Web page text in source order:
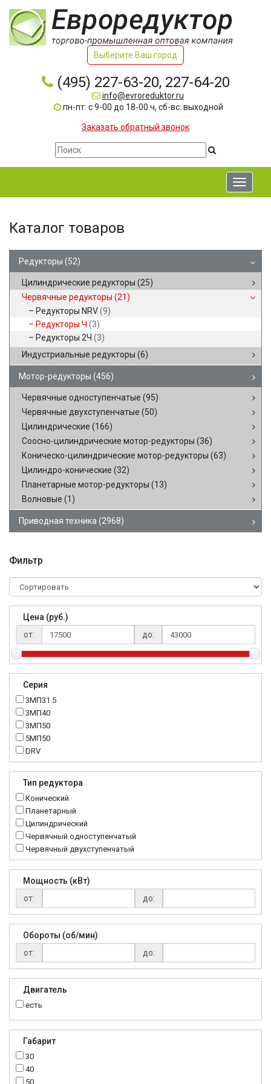
Выберите Ваш город
(495) 227-63-20, 227-64-20
info@evroreduktor.ru
пн-пт: с 9-00 до 18-00 ч, сб-вс: выходной
Заказать обратный звонок
Toggle
Каталог товаров
Редукторы (52)
Цилиндрические редукторы (25)
Червячные редукторы (21)
Редукторы NRV(9)
Редукторы Ч (3)
Редукторы 2Ч (3)
Индустриальные редукторы (6)
Мотор-редукторы (456)
Червячные одноступенчатые (95)
Червячные двухступенчатые (50)
Цилиндрические (166)
Соосно-цилиндрические мотор-редукторы (36)
Коническо-цилиндрические мотор-редукторы (63)
Цилиндро-конические (32)
Планетарные мотор-редукторы (13)
Волновые (1)
Приводная техника (2968)
Фильтр
Цена (руб.)
от:
до:
Серия
3МП31.5
3МП40
3МП50
5МП50
DRV
K..DR
MTC
NMRV
RC
Тип редуктора
Конический
Планетарный
Цилиндрический
Червячный одноступенчатый
Червячный двухступенчатый
Мощность (кВт)
от:
до:
Обороты (об/мин)
от:
до:
Двигатель
есть
Габарит
30
40
50